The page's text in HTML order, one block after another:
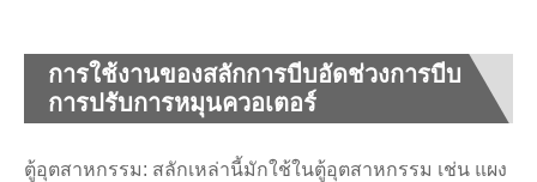
การใช้งานของสลักการบีบอัดช่วงการบีบ
การปรับการหมุนควอเตอร์
ตู้อุตสาหกรรม: สลักเหล่านี้มักใช้ในตู้อุตสาหกรรม เช่น แผง